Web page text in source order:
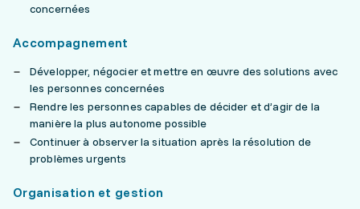
concernées
Accompagnement
Développer, négocier et mettre en œuvre des solutions avec
les personnes concernées
Rendre les personnes capables de décider et d’agir de la
manière la plus autonome possible
Continuer à observer la situation après la résolution de
problèmes urgents
Organisation et gestion